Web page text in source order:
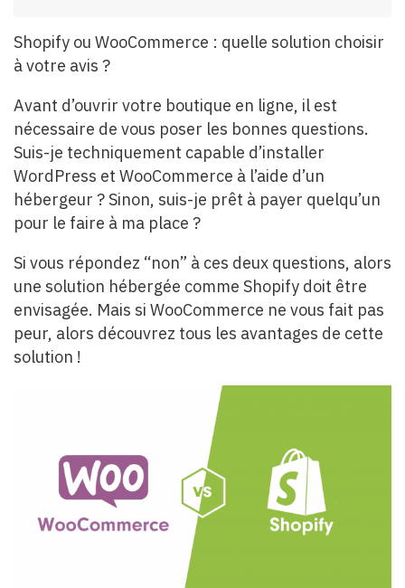
Shopify ou WooCommerce : quelle solution choisir
à votre avis ?
Avant d’ouvrir votre boutique en ligne, il est
nécessaire de vous poser les bonnes questions.
Suis-je techniquement capable d’installer
WordPress et WooCommerce à l’aide d’un
hébergeur ? Sinon, suis-je prêt à payer quelqu’un
pour le faire à ma place ?
Si vous répondez “non” à ces deux questions, alors
une solution hébergée comme Shopify doit être
envisagée. Mais si WooCommerce ne vous fait pas
peur, alors découvrez tous les avantages de cette
solution !